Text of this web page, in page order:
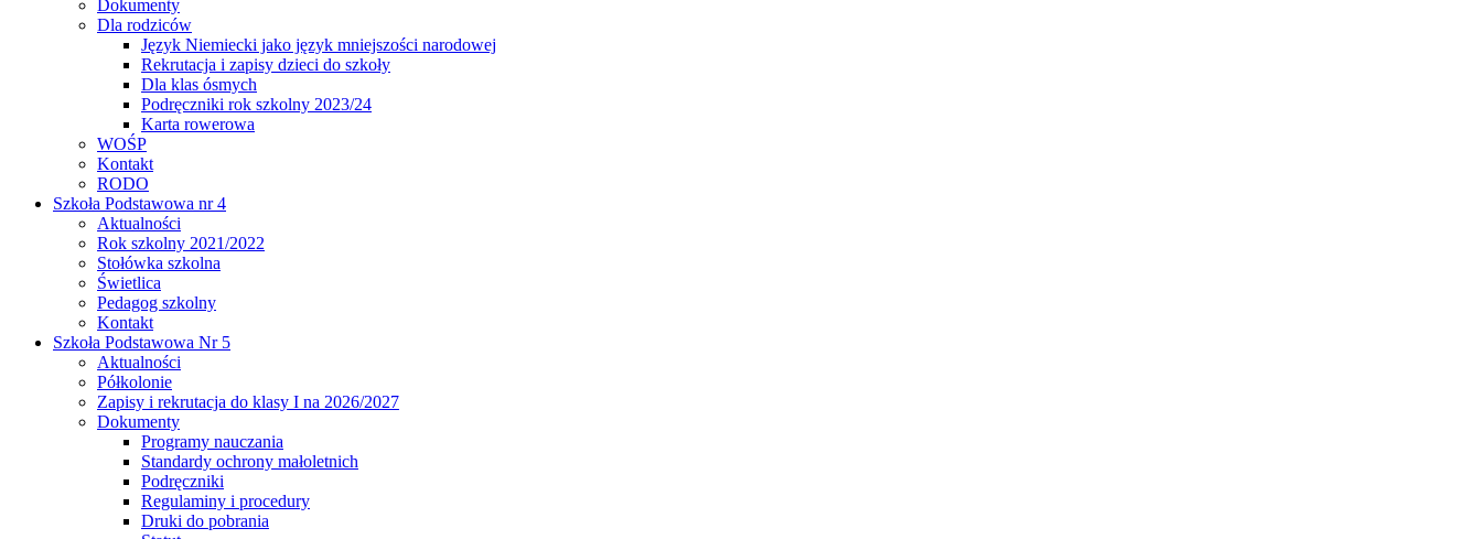
Dokumenty
Dla rodziców
Język Niemiecki jako język mniejszości narodowej
Rekrutacja i zapisy dzieci do szkoły
Dla klas ósmych
Podręczniki rok szkolny 2023/24
Karta rowerowa
WOŚP
Kontakt
RODO
Szkoła Podstawowa nr 4
Aktualności
Rok szkolny 2021/2022
Stołówka szkolna
Świetlica
Pedagog szkolny
Kontakt
Szkoła Podstawowa Nr 5
Aktualności
Półkolonie
Zapisy i rekrutacja do klasy I na 2026/2027
Dokumenty
Programy nauczania
Standardy ochrony małoletnich
Podręczniki
Regulaminy i procedury
Druki do pobrania